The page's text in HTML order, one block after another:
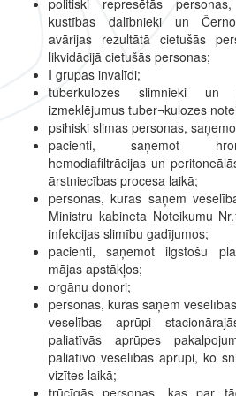
kustības dalībnieki un
avārijas rezultātā cietušās
likvidācijā cietušās personas;
I grupas invalīdi;
tuberkulozes slimnieki
izmeklējumus tuber¬kulozes
psihiski slimas personas,
pacienti, saņemot
hemodiafiltrācijas un
ārstniecības procesa laikā;
personas, kuras saņem
Ministru kabineta Noteikumu
infekcijas slimību gadījumos;
pacienti, saņemot ilgstošu
mājas apstākļos;
orgānu donori;
personas, kuras saņem
veselības aprūpi
paliatīvās aprūpes
paliatīvo veselības aprūpi, ko
vizītes laikā;
trūcīgās personas, kas par